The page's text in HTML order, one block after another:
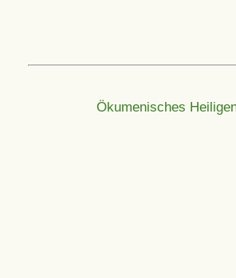
Ökumenisches